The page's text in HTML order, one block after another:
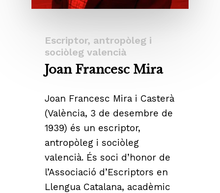
Escriptor, antropòleg i
sociòleg valencià
Joan Francesc Mira
Joan Francesc Mira i Casterà
(València, 3 de desembre de
1939) és un escriptor,
antropòleg i sociòleg
valencià. És soci d’honor de
l’Associació d’Escriptors en
Llengua Catalana, acadèmic